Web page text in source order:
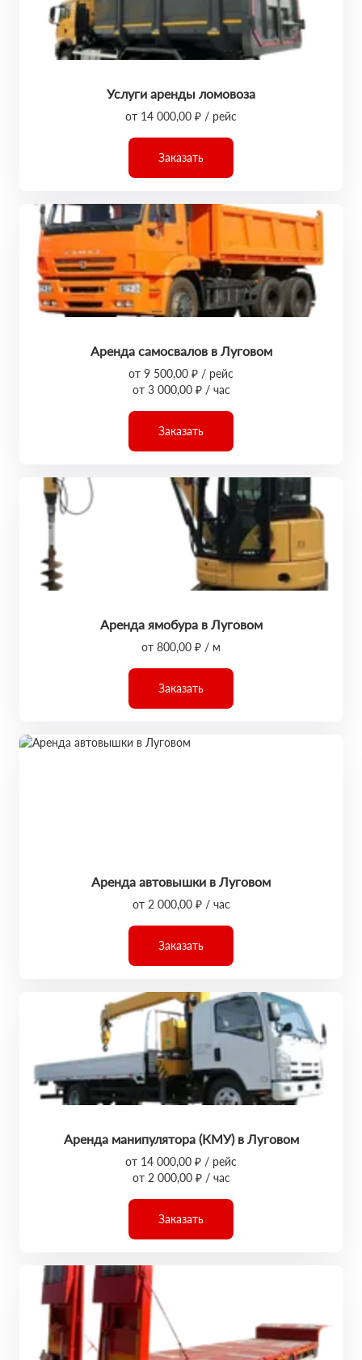
Услуги аренды ломовоза
от 14 000,00 ₽ / рейс
Заказать
Аренда самосвалов в Луговом
от 9 500,00 ₽ / рейс
от 3 000,00 ₽ / час
Заказать
Аренда ямобура в Луговом
от 800,00 ₽ / м
Заказать
Аренда автовышки в Луговом
от 2 000,00 ₽ / час
Заказать
Аренда манипулятора (КМУ) в Луговом
от 14 000,00 ₽ / рейс
от 2 000,00 ₽ / час
Заказать